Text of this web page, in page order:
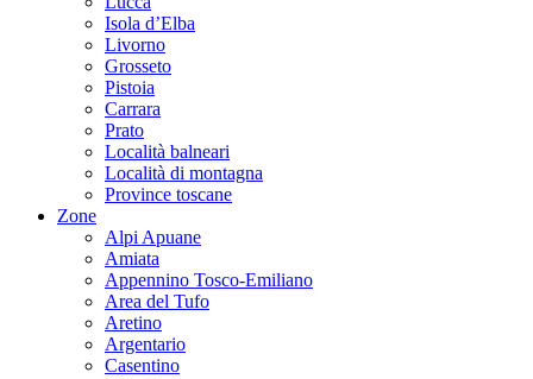
Isola d’Elba
Livorno
Grosseto
Pistoia
Carrara
Prato
Località balneari
Località di montagna
Province toscane
Zone
Alpi Apuane
Amiata
Appennino Tosco-Emiliano
Area del Tufo
Aretino
Argentario
Casentino